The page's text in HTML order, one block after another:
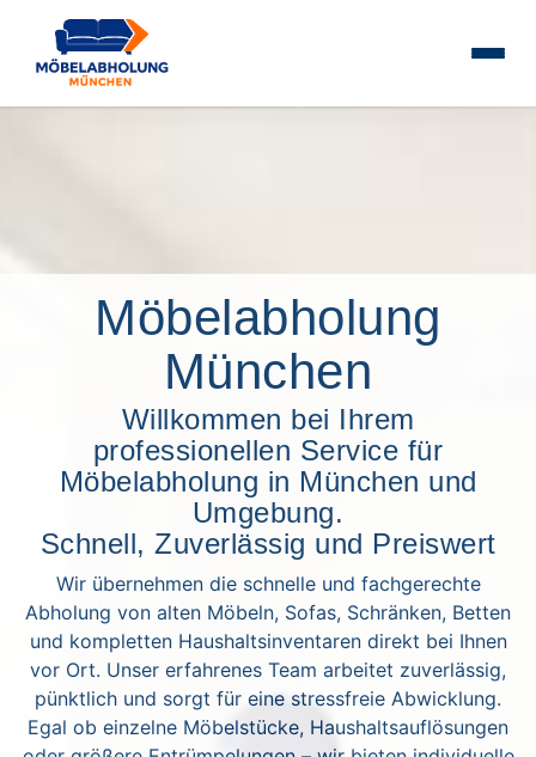
Möbelabholung
München
Willkommen bei Ihrem
professionellen Service für
Möbelabholung in München und
Umgebung.
Schnell, Zuverlässig und Preiswert
Wir übernehmen die schnelle und fachgerechte
Abholung von alten Möbeln, Sofas, Schränken, Betten
und kompletten Haushaltsinventaren direkt bei Ihnen
vor Ort. Unser erfahrenes Team arbeitet zuverlässig,
pünktlich und sorgt für eine stressfreie Abwicklung.
Egal ob einzelne Möbelstücke, Haushaltsauflösungen